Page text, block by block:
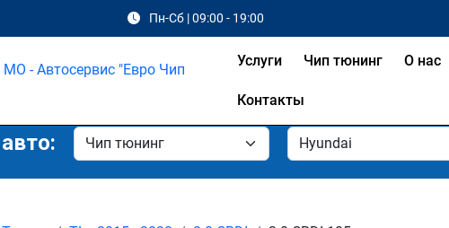
Пн-Сб | 09:00 - 19:00
Услуги Чип тюнинг О нас
Контакты